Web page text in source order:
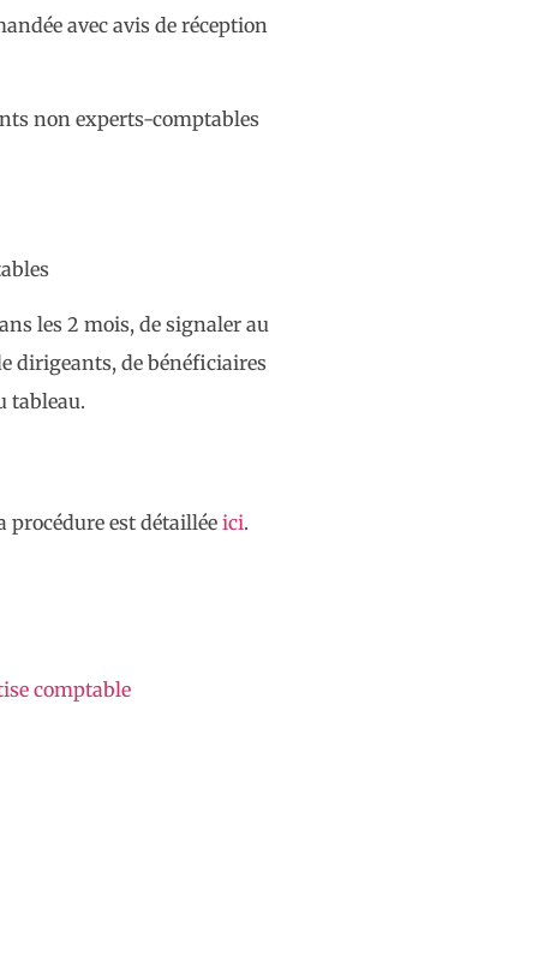
avec avis de réception
non experts-comptables
les 2 mois, de signaler au
dirigeants, de bénéficiaires
tableau.
procédure est détaillée ici.
comptable